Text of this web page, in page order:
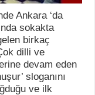
Ankara ‘da
sokakta
birkaç
dilli ve
devam eden
sloganını
ve ilk